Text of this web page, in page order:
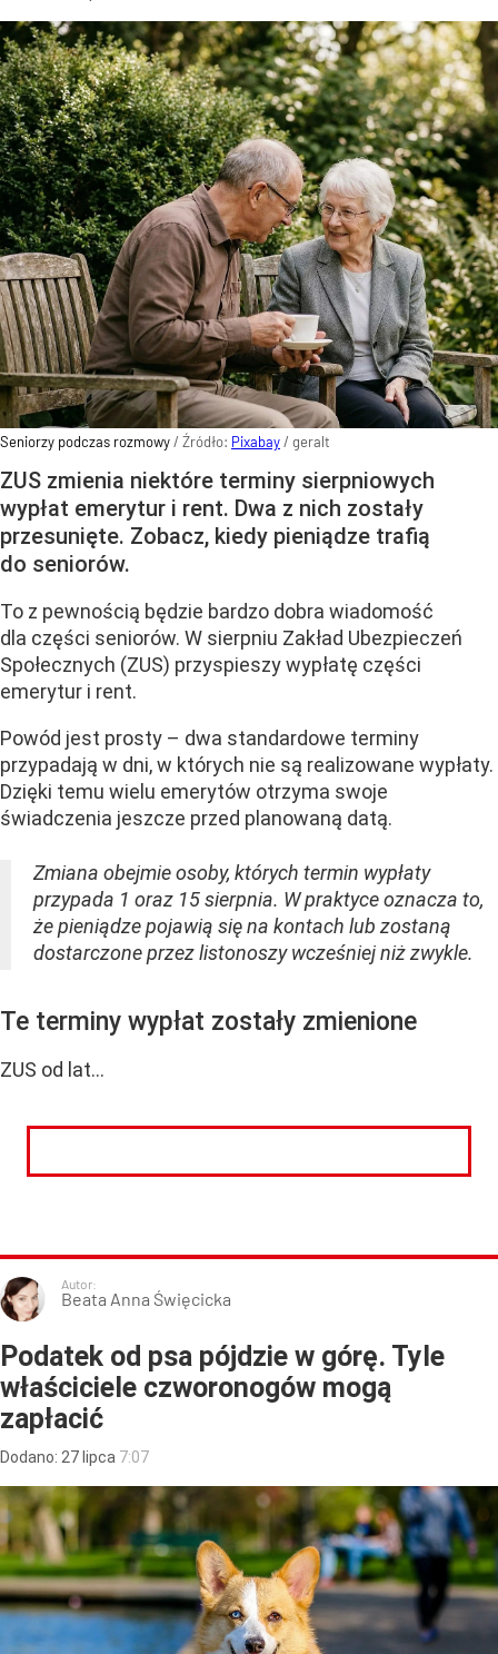
Seniorzy podczas rozmowy/ Źródło: Pixabay/ geralt
ZUS zmienia niektóre terminy sierpniowych
wypłat emerytur i rent. Dwa z nich zostały
przesunięte. Zobacz, kiedy pieniądze trafią
do seniorów.
To z pewnością będzie bardzo dobra wiadomość
dla części seniorów. W sierpniu Zakład Ubezpieczeń
Społecznych (ZUS) przyspieszy wypłatę części
emerytur i rent.
Powód jest prosty – dwa standardowe terminy
przypadają w dni, w których nie są realizowane wypłaty.
Dzięki temu wielu emerytów otrzyma swoje
świadczenia jeszcze przed planowaną datą.
Zmiana obejmie osoby, których termin wypłaty
przypada 1 oraz 15 sierpnia. W praktyce oznacza to,
że pieniądze pojawią się na kontach lub zostaną
dostarczone przez listonoszy wcześniej niż zwykle.
Te terminy wypłat zostały zmienione
ZUS od lat...
Autor:
Beata Anna Święcicka
Podatek od psa pójdzie w górę. Tyle
właściciele czworonogów mogą
zapłacić
Dodano: 27 lipca 7:07